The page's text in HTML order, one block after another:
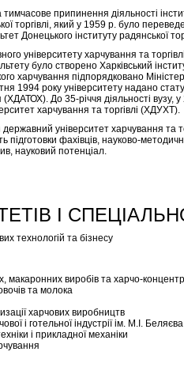
припинення діяльності
торгівлі, який у 1959 р. було
Донецького інституту радянської
університету харчування та
було створено Харківський
харчування підпорядковано
1994 року університету надано
(ХДАТОХ). До 35-річчя діяльності
харчування та торгівлі (ХДУХТ).
університет харчування та
підготовки фахівців, науково-
науковий потенціал.
І
технологій та бізнесу
макаронних виробів та харчо-
та молока
харчових виробництв
і готельної індустрії ім. М.І. Беляєва
і прикладної механіки